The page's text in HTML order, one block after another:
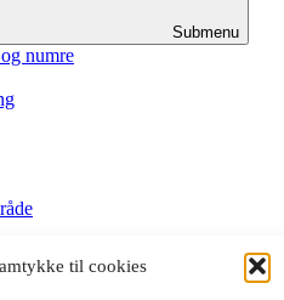
til cookies
Submenu
numre